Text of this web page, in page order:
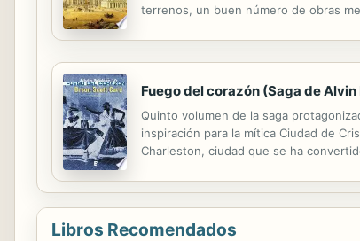
terrenos, un buen número de obras
Fuego del corazón (Saga de
Quinto volumen de la saga
inspiración para la mítica Ciudad de
Charleston, ciudad que se ha
Libros Recomendados